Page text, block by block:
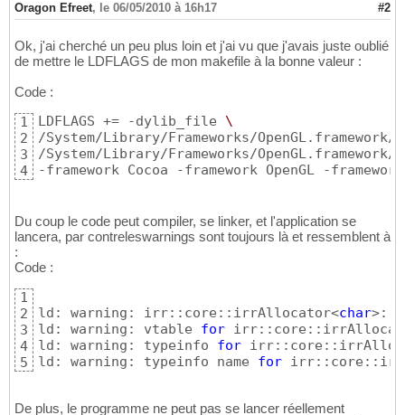
Oragon Efreet, le 06/05/2010 à 16h17 #2
Ok, j'ai cherché un peu plus loin et j'ai vu que j'avais juste oublié
de mettre le LDFLAGS de mon makefile à la bonne valeur :
Code :
1
2
3
4
LDFLAGS += -dylib_file
/System/Library/Frameworks/
/System/Library/Frameworks/
-framework Cocoa -framework OpenGL -
Du coup le code peut compiler, se linker, et l'application se
lancera, par contreleswarnings sont toujours là et ressemblent à
:
Code :
1
2
3
4
5
ld: warning: irr::core::irrAllocator<char
ld: warning: vtable for
ld: warning: typeinfo for
ld: warning: typeinfo name for
De plus, le programme ne peut pas se lancer réellement